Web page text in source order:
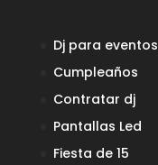
Dj para eventos
Cumpleaños
Contratar dj
Pantallas Led
Fiesta de 15